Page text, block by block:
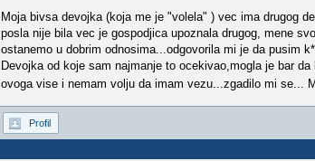
Moja bivsa devojka (koja me je "volela" ) vec ima drugog
posla nije bila vec je gospodjica upoznala drugog, mene
ostanemo u dobrim odnosima...odgovorila mi je da pusim
Devojka od koje sam najmanje to ocekivao,mogla je bar
ovoga vise i nemam volju da imam vezu...zgadilo mi se...
Profil